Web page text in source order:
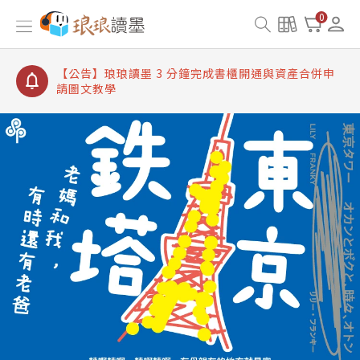
0
【公告】琅琅讀墨書櫃開通常見問題
【公告】琅琅讀墨 3 分鐘完成書櫃開通與資產合併申
【公告】琅琅書店服務升級重要說明及資產合併結果
查詢
【公告】琅琅讀墨數位閱讀資產合併與書櫃開通申請